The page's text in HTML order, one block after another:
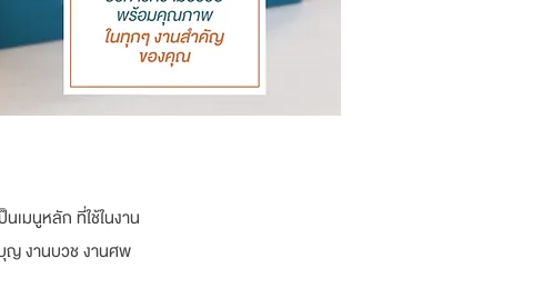
เมนูหลัก ที่ใช้ในงาน
ญ งานบวช งานศพ